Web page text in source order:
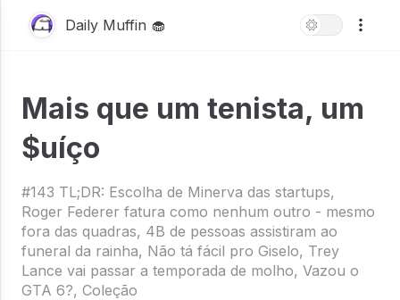
Daily Muffin 🧁
Mais que um tenista, um
$uíço
#143 TL;DR: Escolha de Minerva das startups,
Roger Federer fatura como nenhum outro - mesmo
fora das quadras, 4B de pessoas assistiram ao
funeral da rainha, Não tá fácil pro Giselo, Trey
Lance vai passar a temporada de molho, Vazou o
GTA 6?, Coleção